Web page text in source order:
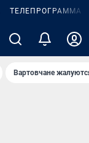
ТЕЛЕПРОГРАММА
Вартовчане